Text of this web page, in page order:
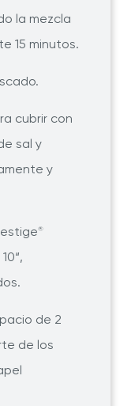
la mezcla
15 minutos.
cubrir con
sal y
y
®
de 2
de los